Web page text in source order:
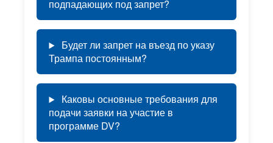
подпадающих под запрет?
Будет ли запрет на въезд по указу
Трампа постоянным?
Каковы основные требования для
подачи заявки на участие в
программе DV?